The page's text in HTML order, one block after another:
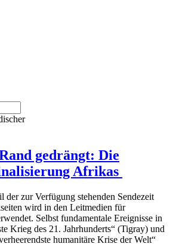
gedrängt: Die
Afrikas
zur Verfügung stehenden Sendezeit
wird in den Leitmedien für
Selbst fundamentale Ereignisse in
Krieg des 21. Jahrhunderts“ (Tigray) und
humanitäre Krise der Welt“